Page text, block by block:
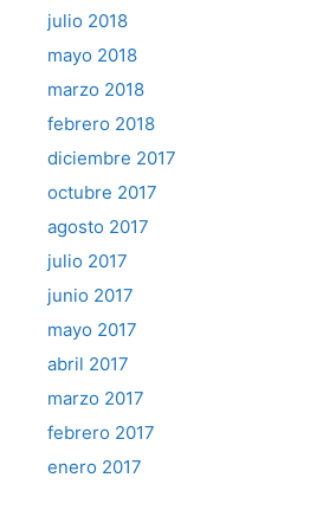
julio 2018
mayo 2018
marzo 2018
febrero 2018
diciembre 2017
octubre 2017
agosto 2017
julio 2017
junio 2017
mayo 2017
abril 2017
marzo 2017
febrero 2017
enero 2017